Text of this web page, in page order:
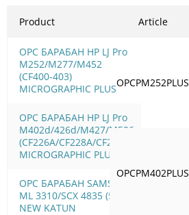
Product
OPC БАРАБАН HP LJ Pro
M252/M277/M452
(CF400-403)
MICROGRAPHIC PLUS
OPC БАРАБАН HP LJ Pro
M402d/426d/M427/M506
(CF226A/CF228A/CF287A)
MICROGRAPHIC PLUS
OPC БАРАБАН SAMSUNG
ML 3310/SCX 4835 (59T)
NEW KATUN
Article
OPCPM252PLUS
OPCPM402PLUS